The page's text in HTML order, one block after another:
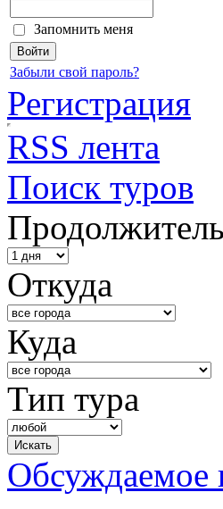
Запомнить меня
Забыли свой пароль?
Регистрация
RSS лента
Поиск туров
Откуда
Куда
Тип тура
Обсуждаемое